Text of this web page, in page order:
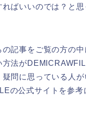
ばいいのでは？と思
の記事をご覧の方の中
法が
問に思っている人が
の公式サイトを参考